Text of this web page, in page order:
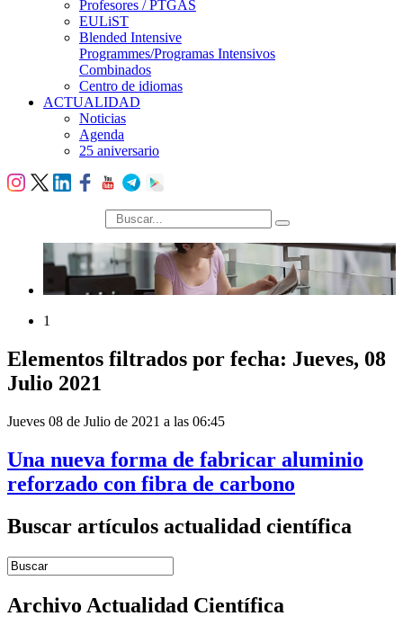
Profesores / PTGAS
EULiST
Blended Intensive
Programmes/Programas Intensivos
Combinados
Centro de idiomas
ACTUALIDAD
Noticias
Agenda
25 aniversario
búsqueda
1
Elementos filtrados por fecha: Jueves, 08
Julio 2021
Jueves 08 de Julio de 2021 a las 06:45
Una nueva forma de fabricar aluminio
reforzado con fibra de carbono
Buscar artículos actualidad científica
Introduce términos de búsqueda
Archivo Actualidad Científica